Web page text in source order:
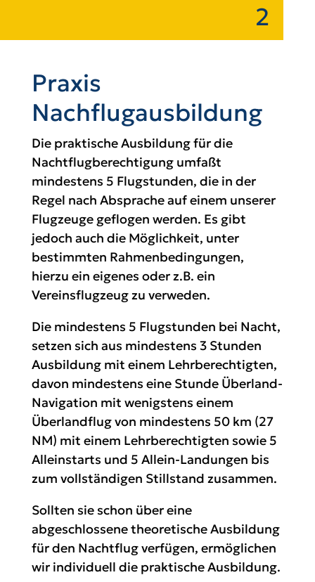
2
Praxis
Nachflugausbildung
Die praktische Ausbildung für die
Nachtflugberechtigung umfaßt
mindestens 5 Flugstunden, die in der
Regel nach Absprache auf einem unserer
Flugzeuge geflogen werden. Es gibt
jedoch auch die Möglichkeit, unter
bestimmten Rahmenbedingungen,
hierzu ein eigenes oder z.B. ein
Vereinsflugzeug zu verweden.
Die mindestens 5 Flugstunden bei Nacht,
setzen sich aus mindestens 3 Stunden
Ausbildung mit einem Lehrberechtigten,
davon mindestens eine Stunde Überland-
Navigation mit wenigstens einem
Überlandflug von mindestens 50 km (27
NM) mit einem Lehrberechtigten sowie 5
Alleinstarts und 5 Allein-Landungen bis
zum vollständigen Stillstand zusammen.
Sollten sie schon über eine
abgeschlossene theoretische Ausbildung
für den Nachtflug verfügen, ermöglichen
wir individuell die praktische Ausbildung.